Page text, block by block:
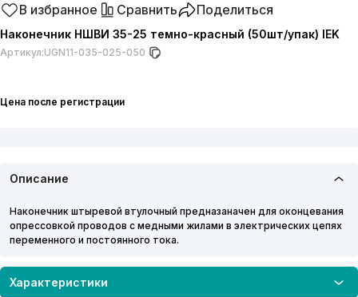
В избранное Сравнить Поделиться
Наконечник НШВИ 35-25 темно-красный (50шт/упак) IEK
Артикул:UGN11-035-025-050
Цена после регистрации
Описание
Наконечник штыревой втулочный предназаначен для оконцевания
опрессовкой проводов с медными жилами в электрических цепях
переменного и постоянного тока.
Характеристики